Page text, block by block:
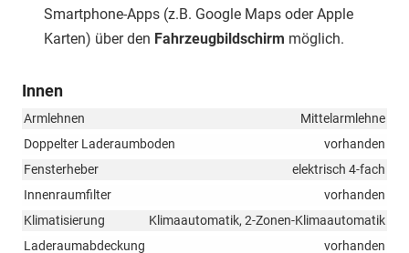
Smartphone-Apps (z.B. Google Maps oder Apple
Karten) über den Fahrzeugbildschirm möglich.
Innen
Armlehnen
Mittelarmlehne
Doppelter Laderaumboden
vorhanden
Fensterheber
elektrisch 4-fach
Innenraumfilter
vorhanden
Klimatisierung
Klimaautomatik, 2-Zonen-Klimaautomatik
Laderaumabdeckung
vorhanden